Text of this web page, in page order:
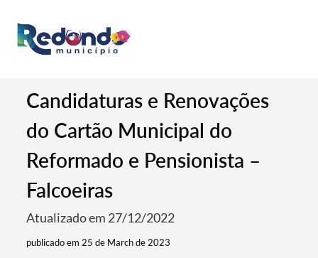
Candidaturas e Renovações
do Cartão Municipal do
Reformado e Pensionista –
Falcoeiras
Atualizado em 27/12/2022
publicado em 25 de March de 2023